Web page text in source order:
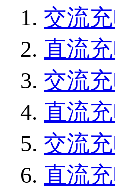
交流
直流
交流
直流
交流
直流